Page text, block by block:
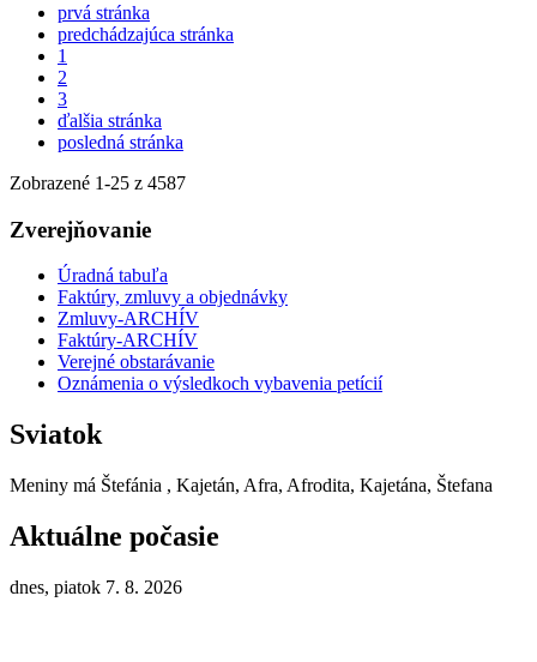
prvá stránka
predchádzajúca stránka
1
2
3
ďalšia stránka
posledná stránka
Zobrazené 1-25 z 4587
Zverejňovanie
Úradná tabuľa
Faktúry, zmluvy a objednávky
Zmluvy-ARCHÍV
Faktúry-ARCHÍV
Verejné obstarávanie
Oznámenia o výsledkoch vybavenia petícií
Sviatok
Meniny má Štefánia , Kajetán, Afra, Afrodita, Kajetána, Štefana
Aktuálne počasie
dnes, piatok 7. 8. 2026